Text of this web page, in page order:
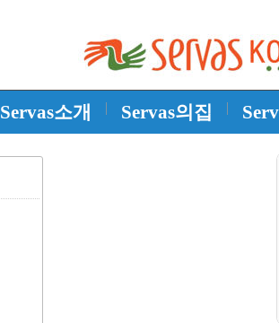
Servas소개 | Servas의집 |